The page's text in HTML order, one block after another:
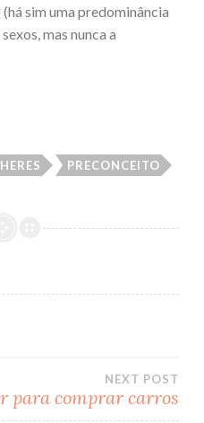
sim uma predominância
mas nunca a
PRECONCEITO
NEXT POST
para comprar carros